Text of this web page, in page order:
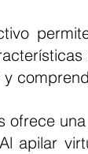
apilar